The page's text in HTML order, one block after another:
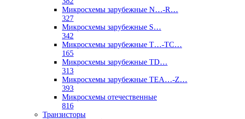
Микросхемы зарубежные N…-R…
327
Микросхемы зарубежные S…
342
Микросхемы зарубежные T…-TC…
165
Микросхемы зарубежные TD…
313
Микросхемы зарубежные TEA…-Z…
393
Микросхемы отечественные
816
Транзисторы